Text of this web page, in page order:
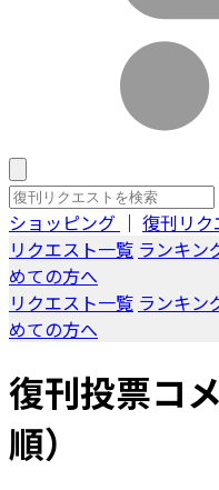
ショッピング ｜ 復刊リク
リクエスト一覧 ランキン
めての方へ
リクエスト一覧 ランキン
めての方へ
復刊投票コ
順）